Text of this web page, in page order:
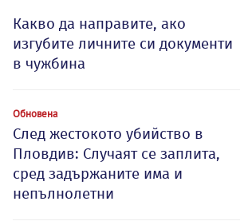
Какво да направите, ако
изгубите личните си документи
в чужбина
Обновена
След жестокото убийство в
Пловдив: Случаят се заплита,
сред задържаните има и
непълнолетни